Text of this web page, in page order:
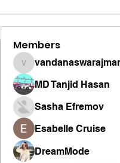
Members
vandanaswarajmanturgekar
MD Tanjid Hasan
Sasha Efremov
Esabelle Cruise
DreamMode